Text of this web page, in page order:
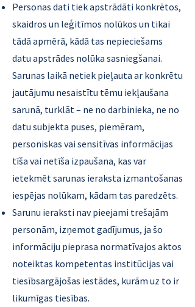
Personas dati tiek apstrādāti konkrētos,
skaidros un leģitīmos nolūkos un tikai
tādā apmērā, kādā tas nepieciešams
datu apstrādes nolūka sasniegšanai.
Sarunas laikā netiek pieļauta ar konkrētu
jautājumu nesaistītu tēmu iekļaušana
sarunā, turklāt – ne no darbinieka, ne no
datu subjekta puses, piemēram,
personiskas vai sensitīvas informācijas
tīša vai netīša izpaušana, kas var
ietekmēt sarunas ieraksta izmantošanas
iespējas nolūkam, kādam tas paredzēts.
Sarunu ieraksti nav pieejami trešajām
personām, izņemot gadījumus, ja šo
informāciju pieprasa normatīvajos aktos
noteiktas kompetentas institūcijas vai
tiesībsargājošas iestādes, kurām uz to ir
likumīgas tiesības.